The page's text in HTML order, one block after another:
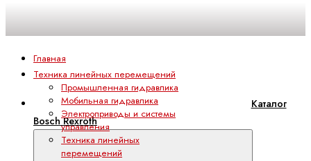
Каталог
Bosch Rexroth
Главная
Техника линейных перемещений
Промышленная гидравлика
Мобильная гидравлика
Электроприводы и системы
управления
Техника линейных
перемещений